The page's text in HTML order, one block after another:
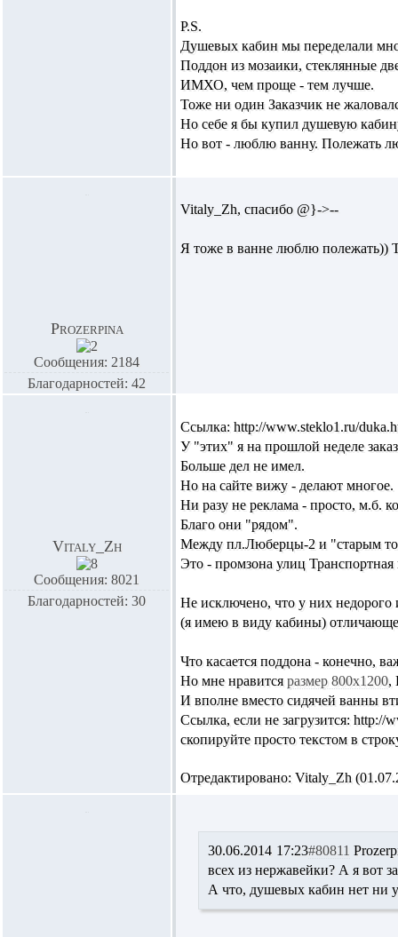
P.S.
Душевых кабин мы переделали
Поддон из мозаики, стеклянные
ИМХО, чем проще - тем лучше.
Тоже ни один Заказчик не
Но себе я бы купил душевую
Но вот - люблю ванну. Полежать
Prozerpina
Сообщения: 2184
Благодарностей: 42
Vitaly_Zh, спасибо @}->--
Я тоже в ванне люблю полежать))
Vitaly_Zh
Сообщения: 8021
Благодарностей: 30
Ccылка: http://www.steklo1.ru/
У "этих" я на прошлой неделе
Больше дел не имел.
Но на сайте вижу - делают многое.
Ни разу не реклама - просто, м.б.
Благо они "рядом".
Между пл.Люберцы-2 и "старым
Это - промзона улиц Транспортная
Не исключено, что у них недорого
(я имею в виду кабины)
Что касается поддона - конечно,
Но мне нравится размер 800х1200,
И вполне вместо сидячей ванны
Ссылка, если не загрузится:
скопируйте просто текстом в
Отредактировано: Vitaly_Zh
30.06.2014 17:23#80811
всех из нержавейки? А я вот
А что, душевых кабин нет ни